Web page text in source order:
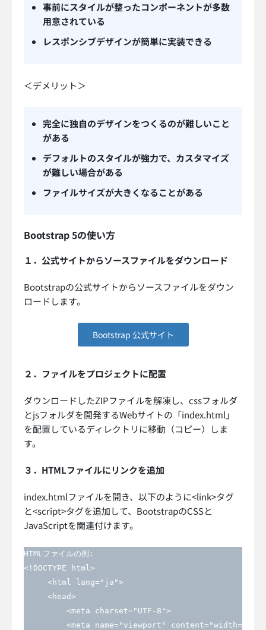
事前にスタイルが整ったコンポーネントが多数
用意されている
レスポンシブデザインが簡単に実装できる
＜デメリット＞
完全に独自のデザインをつくるのが難しいこと
がある
デフォルトのスタイルが強力で、カスタマイズ
が難しい場合がある
ファイルサイズが大きくなることがある
Bootstrap 5の使い方
１．公式サイトからソースファイルをダウンロード
Bootstrapの公式サイトからソースファイルをダウン
ロードします。
Bootstrap 公式サイト
２．ファイルをプロジェクトに配置
ダウンロードしたZIPファイルを解凍し、cssフォルダ
とjsフォルダを開発するWebサイトの「index.html」
を配置しているディレクトリに移動（コピー）しま
す。
３．HTMLファイルにリンクを追加
index.htmlファイルを開き、以下のように<link>タグ
と<script>タグを追加して、BootstrapのCSSと
JavaScriptを関連付けます。
HTMLファイルの例:
<!DOCTYPE html>
     <html lang="ja">
     <head>
         <meta charset="UTF-8">
<meta name="viewport"